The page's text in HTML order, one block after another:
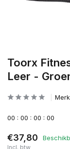
Toorx
Leer -
00 : 00 : 00 : 00
€37,80
Incl. btw